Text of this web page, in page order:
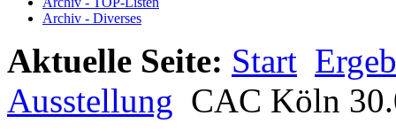
Archiv - Diverses
Aktuelle Seite: Start
Ausstellung CAC Köln